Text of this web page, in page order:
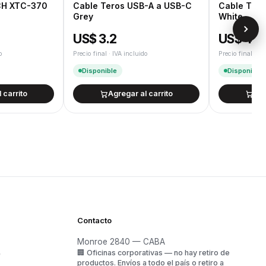
XTC-370
carrito
Cable Teros USB-A a USB-C
Grey
US$ 3.2
Precio final · IVA incluido
Disponible
Agregar al carrito
Cable
White
US$ 4.1
Precio final ·
Disponible
Contacto
Monroe 2840 — CABA
🏢 Oficinas corporativas — no hay retiro de
productos. Envíos a todo el país o retiro a